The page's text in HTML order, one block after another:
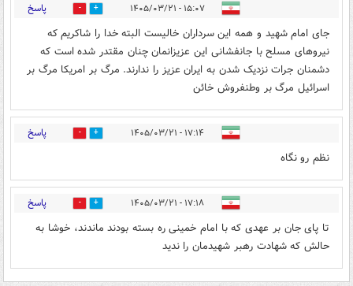
۱۵:۰۷ - ۱۴۰۵/۰۳/۲۱ 1 پاسخ
جای امام شهید و همه این سرداران خالیست البته خدا را شاکریم که
نیروهای مسلح با جانفشانی این عزیزانمان چنان مقتدر شده است که
دشمنان جرات نزدیک شدن به ایران عزیز را ندارند. مرگ بر امریکا مرگ بر
اسرائیل مرگ بر وطنفروش خائن
۱۷:۱۴ - ۱۴۰۵/۰۳/۲۱ 1 پاسخ
نظم رو نگاه
۱۷:۱۸ - ۱۴۰۵/۰۳/۲۱ 1 پاسخ
تا پای جان بر عهدی که با امام خمینی ره بسته بودند ماندند، خوشا به
حالش که شهادت رهبر شهیدمان را ندید